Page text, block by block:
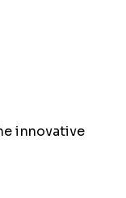
innovative